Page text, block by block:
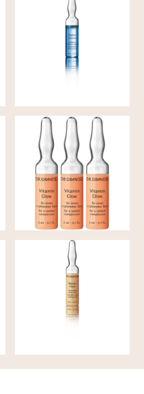
AMPUL voor het gelaat
HYDRO ACTIVE
AMPUL voor gelaat en
decolleté VITAMIN
GLOW
AMPUL voor gelaat en
decolleté BEAUTY
FLASH